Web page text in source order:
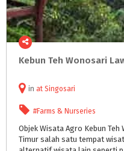
Kebun Teh Wonosari
in at Singosari
#Farms & Nurseries
Objek Wisata Agro Kebun
Timur salah satu tempat